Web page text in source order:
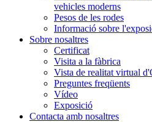
vehicles moderns
Pesos de les rodes
Informació sobre
Sobre nosaltres
Certificat
Visita a la fàbrica
Vista de realitat virtual
Preguntes freqüents
Vídeo
Exposició
Contacta amb nosaltres